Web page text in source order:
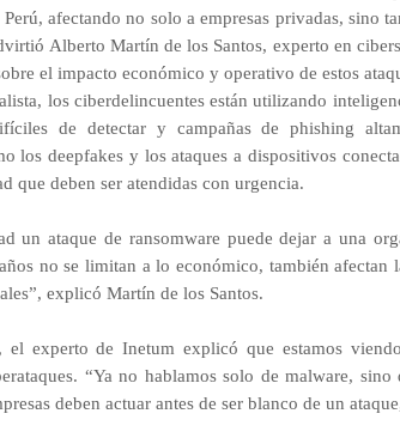
afectando no solo a empresas privadas, sino
Alberto Martín de los Santos, experto en
el impacto económico y operativo de estos
los ciberdelincuentes están utilizando
de detectar y campañas de phishing
los deepfakes y los ataques a dispositivos
que deben ser atendidas con urgencia.
un ataque de ransomware puede dejar a una
no se limitan a lo económico, también
explicó Martín de los Santos.
el experto de Inetum explicó que estamos
“Ya no hablamos solo de malware, sino
deben actuar antes de ser blanco de un